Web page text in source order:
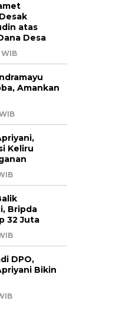
atas
Desa
Amankan
Keliru
Bripda
32 Juta
DPO,
Bikin